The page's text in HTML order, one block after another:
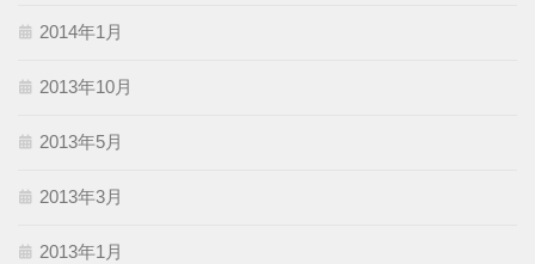
2014年1月
2013年10月
2013年5月
2013年3月
2013年1月